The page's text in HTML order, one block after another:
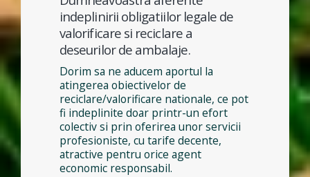
indeplinirii obligatiilor legale de
valorificare si reciclare a
deseurilor de ambalaje.
Dorim sa ne aducem aportul la
atingerea obiectivelor de
reciclare/valorificare nationale, ce pot
fi indeplinite doar printr-un efort
colectiv si prin oferirea unor servicii
profesioniste, cu tarife decente,
atractive pentru orice agent
economic responsabil.